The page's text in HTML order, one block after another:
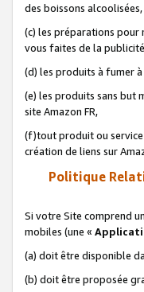
des boissons
(c) les préparations pour
vous faites de la
(d) les produits à fumer
(e) les produits sans but
site Amazon FR,
(f)tout produit ou service
création de liens sur
Politique
Si votre Site comprend
mobiles (une «
(a) doit être disponible
(b) doit être proposée